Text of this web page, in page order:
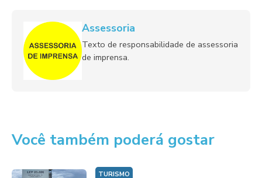
Assessoria
Texto de responsabilidade de assessoria
de imprensa.
Você também poderá gostar
TURISMO